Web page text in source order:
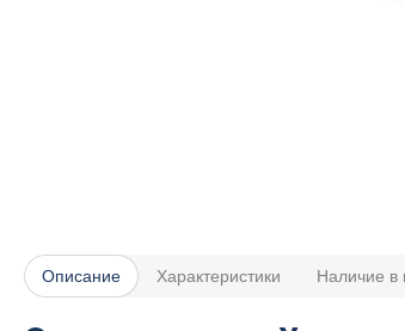
Описание Характеристики Наличие в